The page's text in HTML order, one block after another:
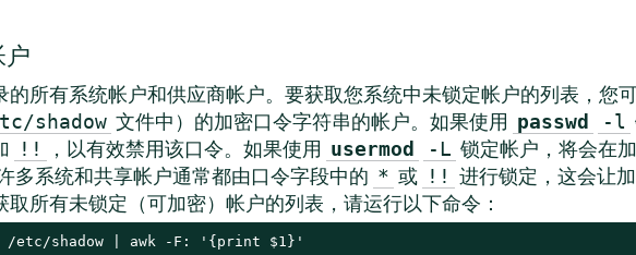
户
的所有系统帐户和供应商帐户。要获取您系统中未锁定帐户的列表，您
shadow 文件中）的加密口令字符串的帐户。如果使用 passwd -l
!! ，以有效禁用该口令。如果使用 usermod -L 锁定帐户，将会在
多系统和共享帐户通常都由口令字段中的 * 或 !! 进行锁定，这会让
所有未锁定（可加密）帐户的列表，请运行以下命令：
shadow | awk -F: '{print $1}'